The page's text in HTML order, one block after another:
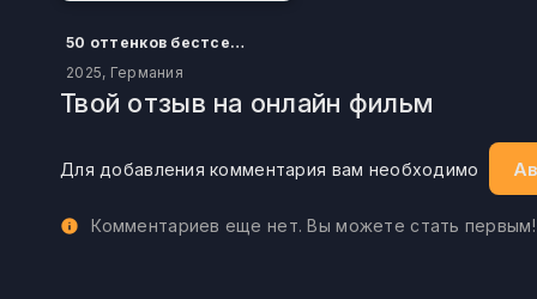
50 оттенков бестселлера
2025, Германия
Твой отзыв на онлайн фильм
Для добавления комментария вам необходимо
Комментариев еще нет. Вы можете стать первым!